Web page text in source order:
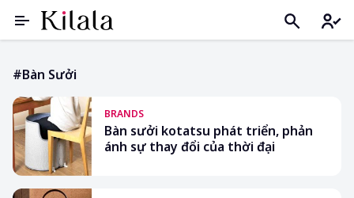
#bàn Sưởi
BRANDS
Bàn sưởi kotatsu phát triển, phản
ánh sự thay đổi của thời đại